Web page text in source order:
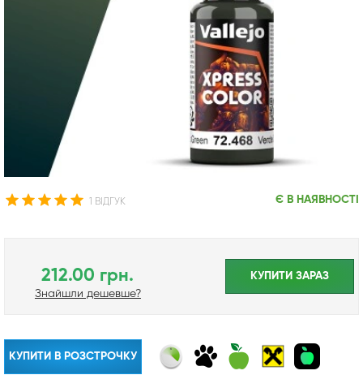
1 ВІДГУК Є В НАЯВНОСТІ
212.00 грн.
Знайшли дешевше?
КУПИТИ ЗАРАЗ
КУПИТИ В РОЗСТРОЧКУ